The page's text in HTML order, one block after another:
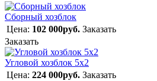
Сборный хозблок
Цена: 102 000руб. Заказать
Заказать
Угловой хозблок 5х2
Цена: 224 000руб. Заказать